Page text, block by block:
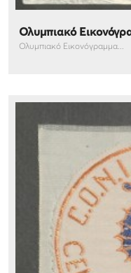
Ολυμπιακό
Ολυμπιακό Εικονόγραμμα...